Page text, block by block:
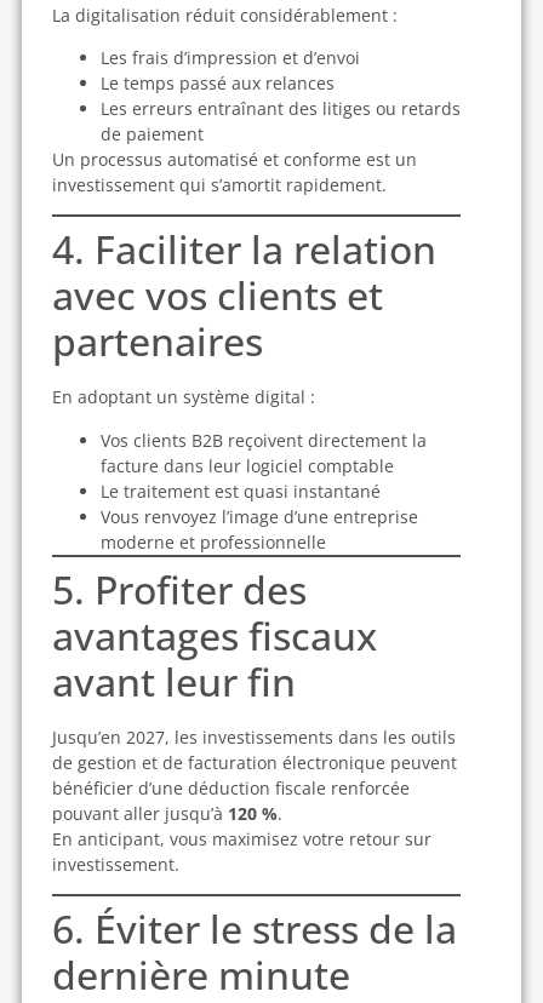
La digitalisation réduit considérablement :
Les frais d’impression et d’envoi
Le temps passé aux relances
Les erreurs entraînant des litiges ou retards
de paiement
Un processus automatisé et conforme est un
investissement qui s’amortit rapidement.
4. Faciliter la relation
avec vos clients et
partenaires
En adoptant un système digital :
Vos clients B2B reçoivent directement la
facture dans leur logiciel comptable
Le traitement est quasi instantané
Vous renvoyez l’image d’une entreprise
moderne et professionnelle
5. Profiter des
avantages fiscaux
avant leur fin
Jusqu’en 2027, les investissements dans les outils
de gestion et de facturation électronique peuvent
bénéficier d’une déduction fiscale renforcée
pouvant aller jusqu’à 120 %.
En anticipant, vous maximisez votre retour sur
investissement.
6. Éviter le stress de la
dernière minute